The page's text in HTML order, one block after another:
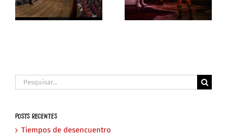
Buscar
POSTS RECENTES
Tiempos de desencuentro